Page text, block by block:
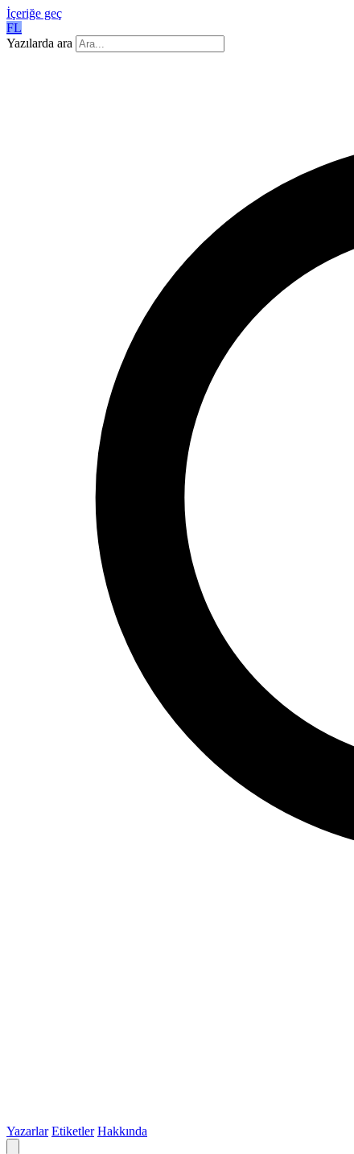
İçeriğe geç
FL
Yazılarda ara
Yazarlar Etiketler Hakkında